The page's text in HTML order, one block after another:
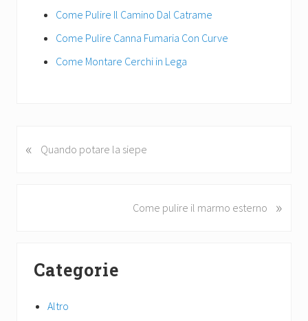
Come Pulire Il Camino Dal Catrame
Come Pulire Canna Fumaria Con Curve
Come Montare Cerchi in Lega
P
« Quando potare la siepe
Come pulire il marmo esterno »
Sidebar
Categorie
Altro